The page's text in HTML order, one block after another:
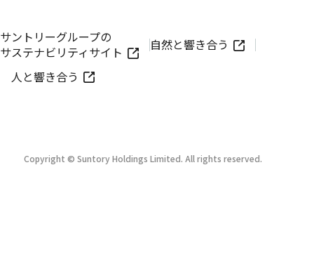
サントリーグループの
サステナビリティサイト
自然と響き合う
人と響き合う
Copyright © Suntory Holdings Limited. All rights reserved.